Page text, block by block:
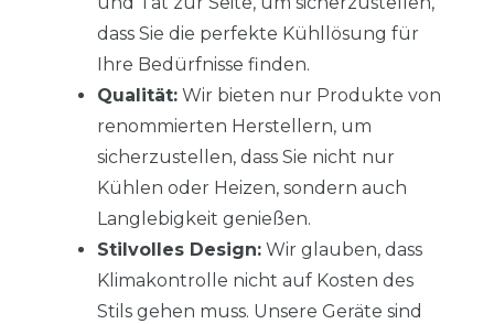
dass Sie die perfekte Kühllösung für
Ihre Bedürfnisse finden.
Qualität: Wir bieten nur Produkte von
renommierten Herstellern, um
sicherzustellen, dass Sie nicht nur
Kühlen oder Heizen, sondern auch
Langlebigkeit genießen.
Stilvolles Design: Wir glauben, dass
Klimakontrolle nicht auf Kosten des
Stils gehen muss. Unsere Geräte sind